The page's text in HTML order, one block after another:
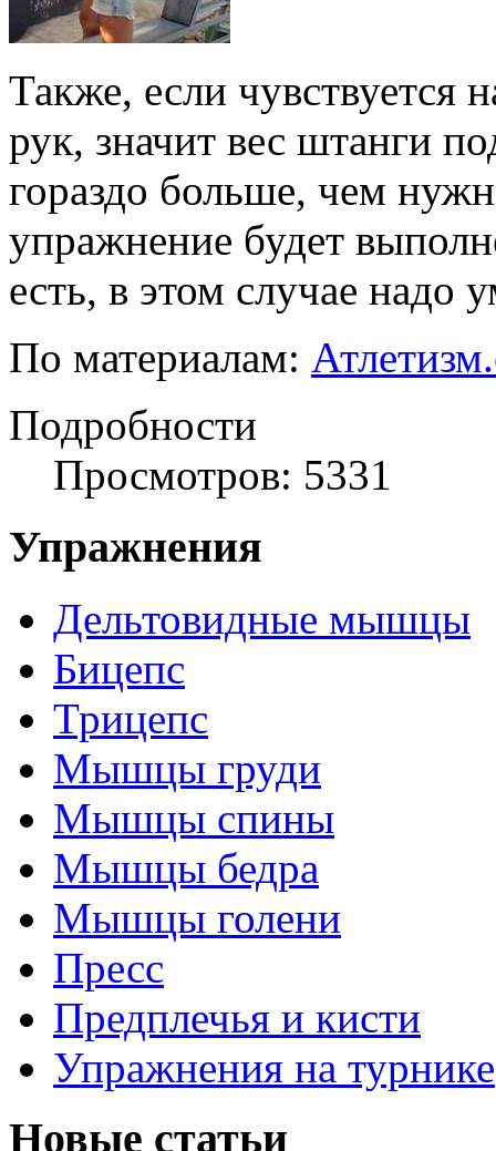
Также, если чувствуется
рук, значит вес штанги
гораздо больше, чем
упражнение будет
есть, в этом случае надо
По материалам:
Подробности
Просмотров: 5331
Упражнения
Дельтовидные мышцы
Бицепс
Трицепс
Мышцы груди
Мышцы спины
Мышцы бедра
Мышцы голени
Пресс
Предплечья и кисти
Упражнения на турнике
Новые статьи